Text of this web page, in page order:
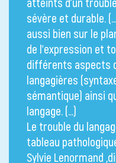
sévère et durable.
aussi bien sur le
de l’expression et
différents aspects
langagières
sémantique) ainsi
langage. (…)
Le trouble du
tableau
Sylvie Lenormand